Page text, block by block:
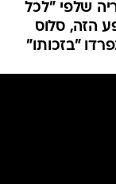
שלפי "לכל
הזה, סלוס
"בזכותו"